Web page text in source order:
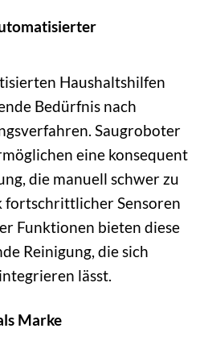
Haushaltshilfen
Bedürfnis nach
Saugroboter
eine konsequent
die manuell schwer zu
fortschrittlicher Sensoren
Funktionen bieten diese
Reinigung, die sich
lässt.
Marke